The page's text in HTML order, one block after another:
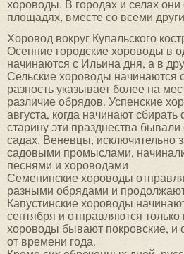
хороводы. В городах и селах
площадях, вместе со всеми
Хоровод вокруг Купальского
Осенние городские хороводы в
начинаются с Ильина дня, а в
Сельские хороводы начинаются
разность указывает более на
различие обрядов. Успенские
августа, когда начинают
старину эти празднества
садах. Веневцы, исключительно
садовыми промыслами,
песнями и хороводами
Семенинские хороводы
разными обрядами и
Капустинские хороводы
сентября и отправляются
хороводы бывают покровские, и
от времени года.